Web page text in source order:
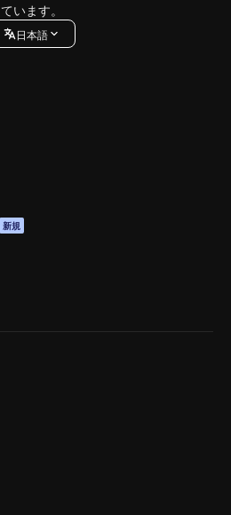
ています。
日本語
新規